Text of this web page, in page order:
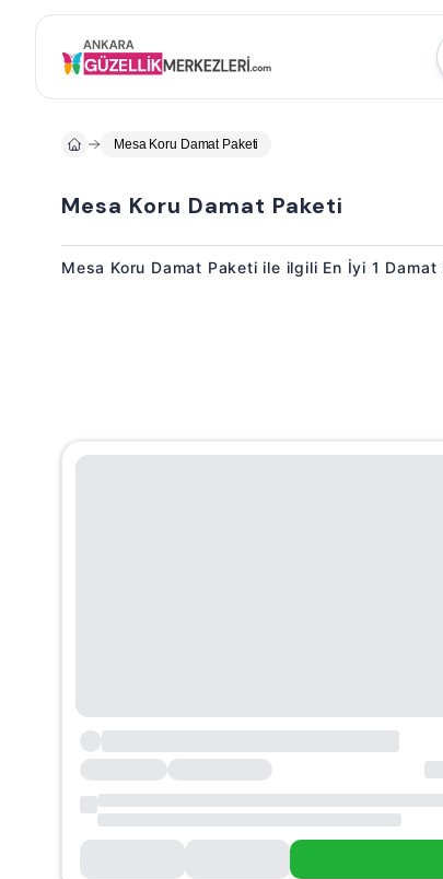
Mesa Koru Damat Paketi
Mesa Koru Damat Paketi
Mesa Koru Damat Paketi ile ilgili En İyi 1